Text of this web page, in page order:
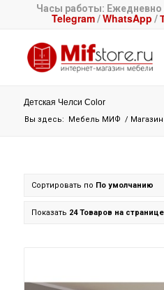
Часы работы: Ежедневно
Telegram/WhatsApp /
Детская Челси Сolor
Вы здесь: Мебель МИФ / Магазин
Сортировать по По умолчанию
Показать 24 Товаров на странице